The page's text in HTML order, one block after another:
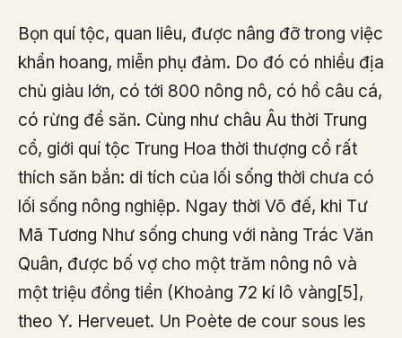
Bọn quí tộc, quan liêu, được nâng đỡ trong việc
khẩn hoang, miễn phụ đảm. Do đó có nhiều địa
chủ giàu lớn, có tới 800 nông nô, có hồ câu cá,
có rừng để săn. Cùng như châu Âu thời Trung
cổ, giới quí tộc Trung Hoa thời thượng cổ rất
thích săn bắn: di tích của lối sống thời chưa có
lối sống nông nghiệp. Ngay thời Võ đế, khi Tư
Mã Tương Như sống chung với nàng Trác Văn
Quân, được bố vợ cho một trăm nông nô và
một triệu đồng tiền (Khoảng 72 kí lô vàng[5],
theo Y. Herveuet. Un Poète de cour sous les